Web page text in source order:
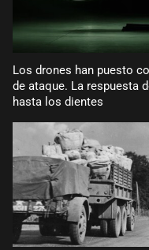
Los drones han puesto
de ataque. La respuesta
hasta los dientes